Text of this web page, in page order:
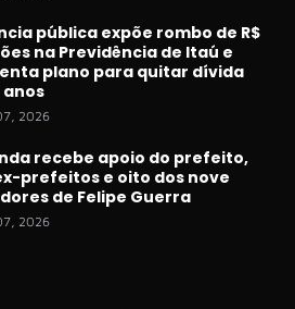
pública expõe rombo de R$
na Previdência de Itaú e
plano para quitar dívida
anos
2026
recebe apoio do prefeito,
prefeitos e oito dos nove
de Felipe Guerra
2026